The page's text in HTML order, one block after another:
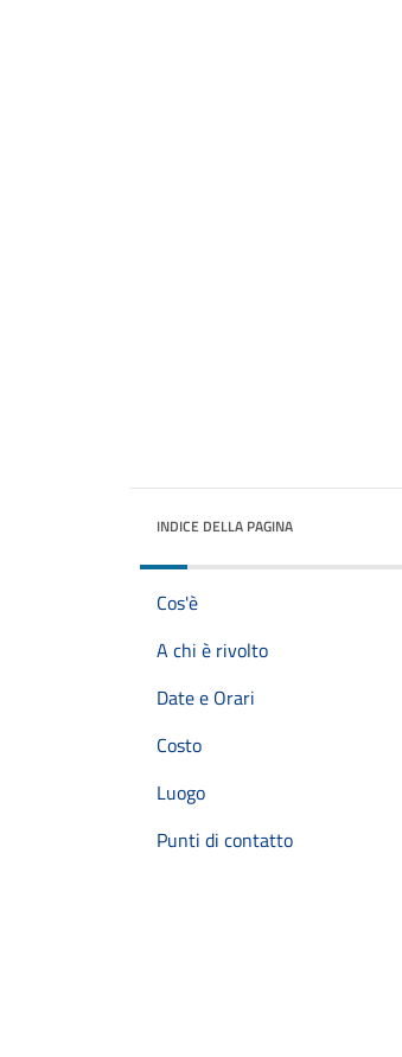
INDICE DELLA PAGINA
Cos'è
A chi è rivolto
Date e Orari
Costo
Luogo
Punti di contatto